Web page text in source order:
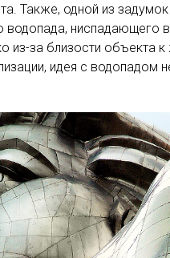
Также, одной из
водопада, ниспадающего
из-за близости объекта
идея с водопадом